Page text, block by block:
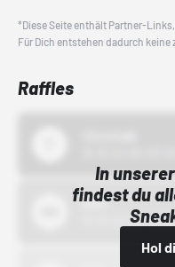
*Diese Seite enthält Partner-
Für Dich entstehen dadurch keine
Raffles
In
findest du
Hol
Bstn
01.10.22 00:00